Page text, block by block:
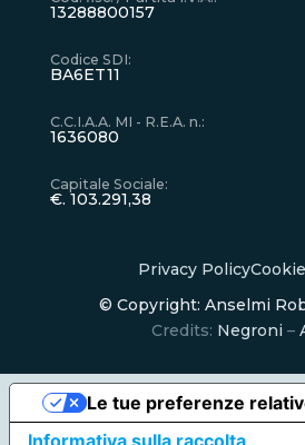
13288800157
Codice SDI:
BA6ET11
C.C.I.A.A. MI - R.E.A. n.:
1636080
Capitale Sociale:
€. 103.291,38
Privacy Policy
© Copyright: Anselmi
Credits: Negroni –
Informativa sulla raccolta
Le tue preferenze